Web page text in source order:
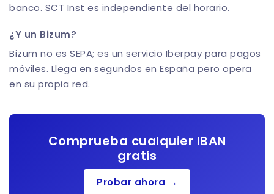
banco. SCT Inst es independiente del horario.
¿Y un Bizum?
Bizum no es SEPA; es un servicio Iberpay para pagos
móviles. Llega en segundos en España pero opera
en su propia red.
Comprueba cualquier IBAN
gratis
Probar ahora →